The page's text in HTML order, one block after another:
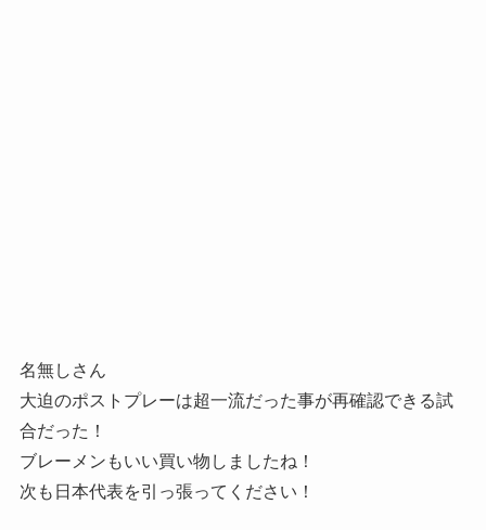
名無しさん
大迫のポストプレーは超一流だった事が再確認できる試
合だった！
ブレーメンもいい買い物しましたね！
次も日本代表を引っ張ってください！